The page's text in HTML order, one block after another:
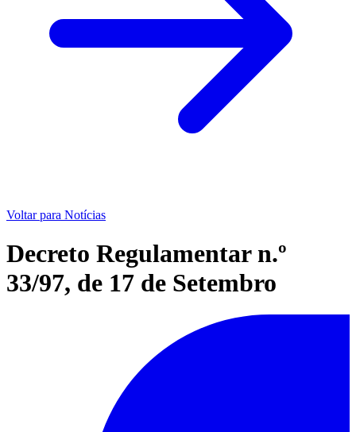
Voltar para Notícias
Decreto Regulamentar n.º
33/97, de 17 de Setembro